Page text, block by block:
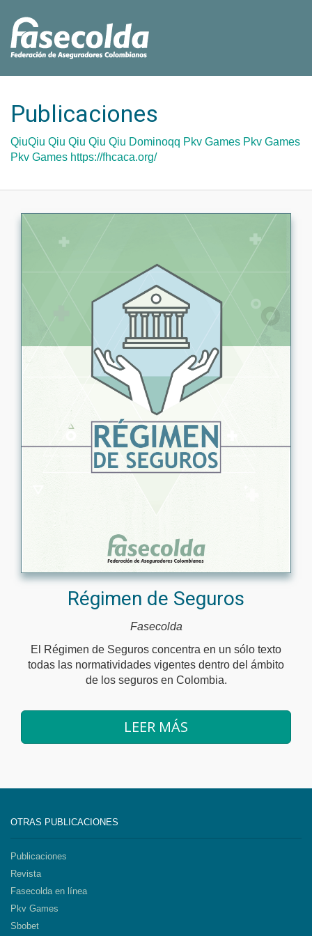
Publicaciones
QiuQiu Qiu Qiu Qiu Qiu Dominoqq Pkv Games Pkv Games
Pkv Games https://fhcaca.org/
Régimen de Seguros
Fasecolda
El Régimen de Seguros concentra en un sólo texto
todas las normatividades vigentes dentro del ámbito
de los seguros en Colombia.
LEER MÁS
OTRAS PUBLICACIONES
Publicaciones
Revista
Fasecolda en línea
Pkv Games
Sbobet